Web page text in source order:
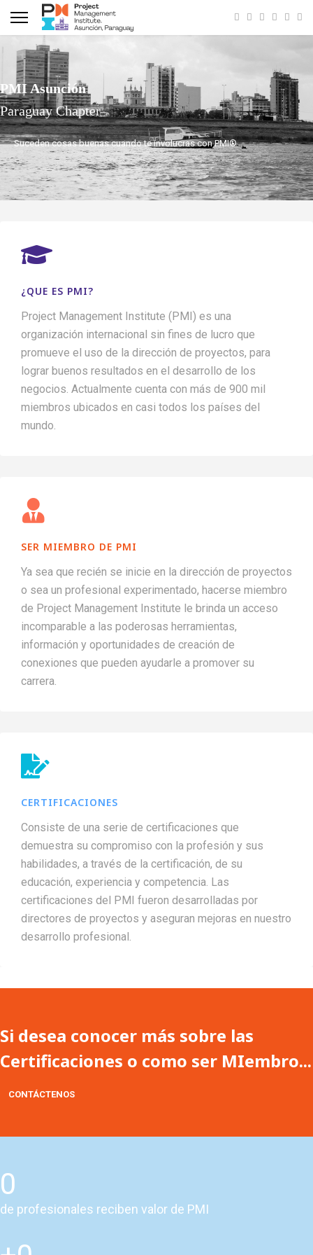
PMI Asunción
Paraguay Chapter
Suceden cosas buenas cuando te involucras con PMI®
¿QUE ES PMI?
Project Management Institute (PMI) es una
organización internacional sin fines de lucro que
promueve el uso de la dirección de proyectos, para
lograr buenos resultados en el desarrollo de los
negocios. Actualmente cuenta con más de 900 mil
miembros ubicados en casi todos los países del
mundo.
SER MIEMBRO DE PMI
Ya sea que recién se inicie en la dirección de proyectos
o sea un profesional experimentado, hacerse miembro
de Project Management Institute le brinda un acceso
incomparable a las poderosas herramientas,
información y oportunidades de creación de
conexiones que pueden ayudarle a promover su
carrera.
CERTIFICACIONES
Consiste de una serie de certificaciones que
demuestra su compromiso con la profesión y sus
habilidades, a través de la certificación, de su
educación, experiencia y competencia. Las
certificaciones del PMI fueron desarrolladas por
directores de proyectos y aseguran mejoras en nuestro
desarrollo profesional.
Si desea conocer más sobre las
Certificaciones o como ser MIembro...
CONTÁCTENOS
0
de profesionales reciben valor de PMI